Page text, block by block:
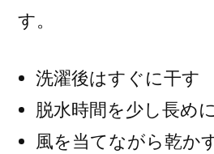
す。
洗濯後はすぐに干す
脱水時間を少し長め
風を当てながら乾か